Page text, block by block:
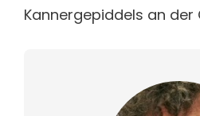
Kannergepiddels an der